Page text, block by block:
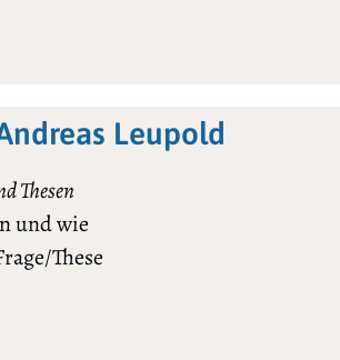
Leupold
Thesen
und wie
These